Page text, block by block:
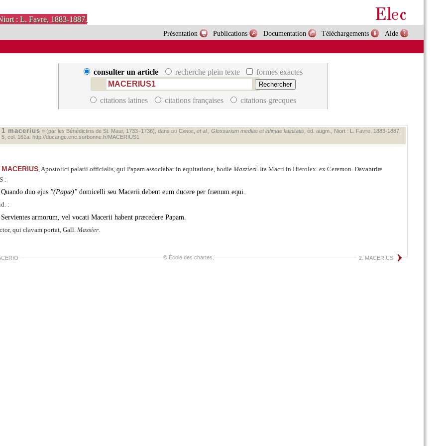
: L. Favre, 1883-1887.
Aide
Téléchargements
Documentation
Publications
Présentation
consulter un article recherche plein texte formes exactes
citations latines citations françaises citations grecques
1 macerius » (par les Bénédictins de St. Maur, 1733–1736), dans du Cange, et al. Glossarium mediae et infimae latinitatis , éd. augm., Niort : L. Favre, 1883‑1887,
5, col. 161a. http://ducange.enc.sorbonne.fr/MACERIUS1
, Apostolici palatii officialis, qui Papam associabat in equitatione, hodie Mazzieri. Ita Macri in Hierolex. ex Ceremon. Davantriæ
:
Quando duo ejus
(Papæ) domicelli seu Macerii debent eum ducere per frænum equi.
:
Servientes armorum, vel vocati Macerii habent præcedere Papam.
qui clavam portat, Gall. Massier.
2. MACERIUS
© École des chartes